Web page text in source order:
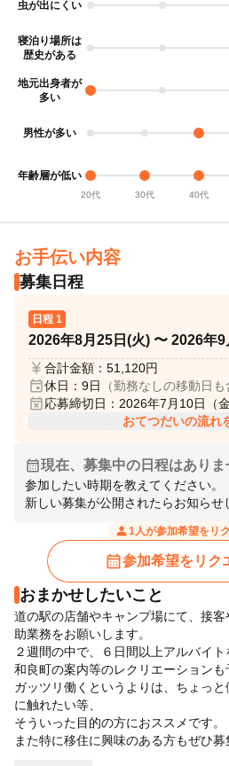
虫が出にくい
寝泊り場所は
地元出身者が
男性が多い
年齢層が低い
20代 30代 40代
お手伝い内容
募集日程
日程 1
2026年8月25日(火) 〜 2026年9
currency_yen 合計金額：51,120円
event休日：9日 （勤務なしの移動日も
event_busy応募締切日：2026年7月10日（
おてつだいの流れ
calendar_month現在、募集中の日程はありま
参加したい時期を教えてください。
person1人が参加希望をリ
calendar_month参加希望をリク
おまかせしたいこと
道の駅の店舗やキャンプ場にて、接
助業務をお願いします。
２週間の中で、６日間以上アルバイト
和良町の案内等のレクリエーションも
ガッツリ働くというよりは、ちょっ
に触れたい等、
そういった目的の方におススメです。
また特に移住に興味のある方もぜひ募